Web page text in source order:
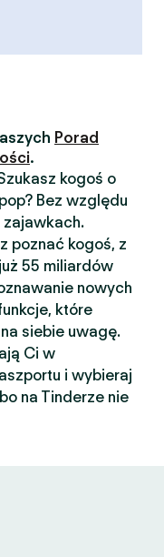
Porad
.
kogoś o
Bez względu
zajawkach.
poznać kogoś, z
55 miliardów
nowych
które
siebie uwagę.
Ci w
i wybieraj
na Tinderze nie